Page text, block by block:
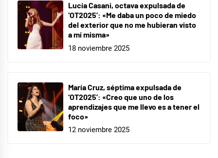
Lucía Casani, octava expulsada de
‘OT2025’: «Me daba un poco de miedo
del exterior que no me hubieran visto
a mí misma»
18 noviembre 2025
María Cruz, séptima expulsada de
‘OT2025’: «Creo que uno de los
aprendizajes que me llevo es a tener el
foco»
12 noviembre 2025